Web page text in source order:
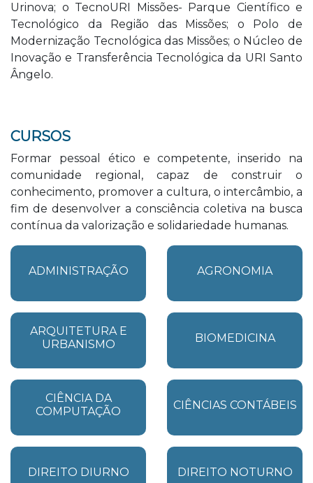
Urinova; o TecnoURI Missões- Parque Científico e
Tecnológico da Região das Missões; o Polo de
Modernização Tecnológica das Missões; o Núcleo de
Inovação e Transferência Tecnológica da URI Santo
Ângelo.
CURSOS
Formar pessoal ético e competente, inserido na
comunidade regional, capaz de construir o
conhecimento, promover a cultura, o intercâmbio, a
fim de desenvolver a consciência coletiva na busca
contínua da valorização e solidariedade humanas.
ADMINISTRAÇÃO AGRONOMIA
ARQUITETURA E
URBANISMO
BIOMEDICINA
CIÊNCIA DA
COMPUTAÇÃO
CIÊNCIAS CONTÁBEIS
DIREITO DIURNO DIREITO NOTURNO